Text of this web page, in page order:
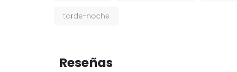
tarde-noche
Reseñas